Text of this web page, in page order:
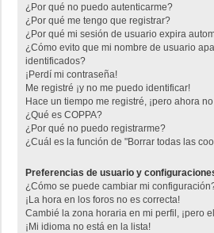
¿Por qué no puedo autenticarme?
¿Por qué me tengo que registrar?
¿Por qué mi sesión de usuario expira
¿Cómo evito que mi nombre de usuario
identificados?
¡Perdí mi contraseña!
Me registré ¡y no me puedo identificar!
Hace un tiempo me registré, ¡pero ahora
¿Qué es COPPA?
¿Por qué no puedo registrarme?
¿Cuál es la función de "Borrar todas las
Preferencias de usuario y
¿Cómo se puede cambiar mi
¡La hora en los foros no es correcta!
Cambié la zona horaria en mi perfil, ¡pero
¡Mi idioma no está en la lista!